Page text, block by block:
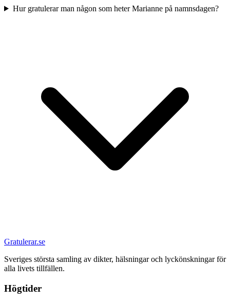
Hur gratulerar man någon som heter Marianne på namnsdagen?
Gratulerar.se
Sveriges största samling av dikter, hälsningar och lyckönskningar för
alla livets tillfällen.
Högtider